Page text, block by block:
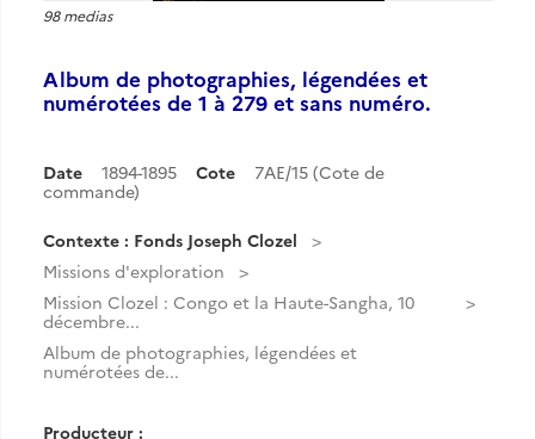
98 medias
Album de photographies, légendées et
numérotées de 1 à 279 et sans numéro.
Date 1894-1895 Cote
7AE/15 (Cote de
commande)
Contexte : Fonds Joseph Clozel
Missions d'exploration
Mission Clozel : Congo et la Haute-Sangha, 10
décembre...
Album de photographies, légendées et
numérotées de...
Producteur :